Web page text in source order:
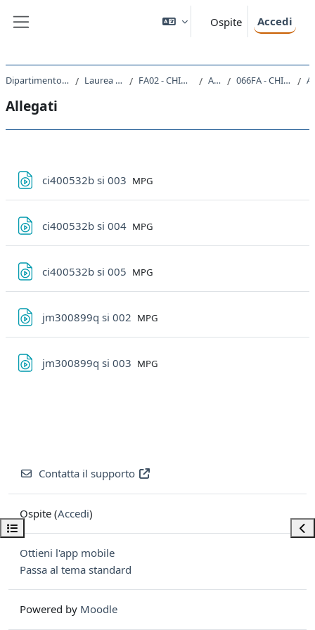
Ospite Accedi
Apri indice del corso
Dipartimento di Scienze Chimiche e Farmaceutiche Laurea Magistrale Ciclo Unico 5 anni FA02 - CHIMICA E TECNOLOGIA FARMACEUTICHE A.A. 2020 - 2021 066FA - CHIMICA FARMACEUTICA AVANZATA 2020
Allegati
ci400532b si 003 File
MPG
ci400532b si 004 File
MPG
ci400532b si 005 File
MPG
jm300899q si 002 File
MPG
jm300899q si 003 File
MPG
Contatta il supporto
Ospite (Accedi)
Ottieni l'app mobile
Passa al tema standard
Powered by Moodle